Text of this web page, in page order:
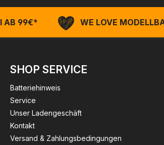
AB 99€* WE LOVE
SHOP SERVICE
Batteriehinweis
Service
Unser Ladengeschäft
Kontakt
Versand & Zahlungsbedingungen